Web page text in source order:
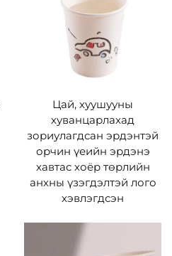
Цай, хуушууны
хуванцарлахад
зориулагдсан эрдэнтэй
орчин үеийн эрдэнэ
хавтас хоёр төрлийн
анхны үзэгдэлтэй лого
хэвлэгдсэн